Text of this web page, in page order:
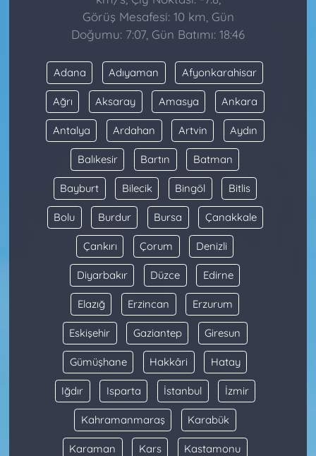
Görüş Mesafesi: 10 km, Gün
Doğumu: 7:07, Gün Batımı: 18:46
Adana Adıyaman Afyonkarahisar
Ağrı Aksaray Amasya Ankara
Antalya Ardahan Artvin Aydın
Balıkesir Bartın Batman
Bayburt Bilecik Bingöl Bitlis
Bolu Burdur Bursa Çanakkale
Çankırı Çorum Denizli
Diyarbakır Düzce Edirne
Elazığ Erzincan Erzurum
Eskişehir Gaziantep Giresun
Gümüşhane Hakkâri Hatay
Iğdır Isparta İstanbul İzmir
Kahramanmaraş Karabük
Karaman Kars Kastamonu